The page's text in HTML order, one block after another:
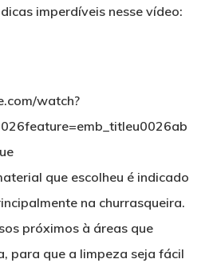
imperdíveis nesse vídeo:
watch?
que escolheu é indicado
na churrasqueira.
próximos à áreas que
para que a limpeza seja fácil